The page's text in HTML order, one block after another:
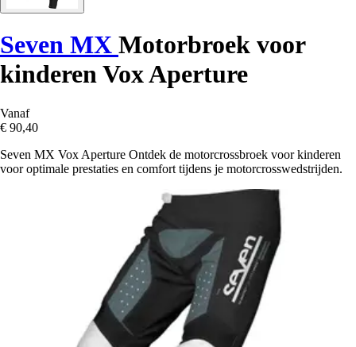
Seven MX Motorbroek voor
kinderen Vox Aperture
Vanaf
€ 90,40
Seven MX Vox Aperture Ontdek de motorcrossbroek voor kinderen
voor optimale prestaties en comfort tijdens je motorcrosswedstrijden.